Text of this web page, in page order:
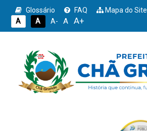
Glossário FAQ Mapa do Site
A
A A- A A+